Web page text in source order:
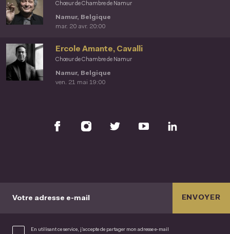
Chœur de Chambre de Namur
Namur, Belgique
mar. 20 avr. 20:00
Chœur de Chambre de Namur
Ercole Amante, Cavalli
Namur, Belgique
ven. 21 mai 19:00
Votre adresse e-mail
En utilisant ce service, j’accepte de partager mon adresse e-mail
ENVOYER